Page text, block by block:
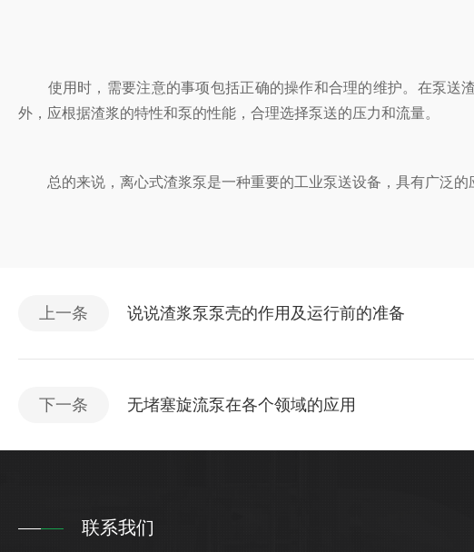
使用时，需要注意的事项包括正确的操作和合理的维护。在泵送
外，应根据渣浆的特性和泵的性能，合理选择泵送的压力和流量。
总的来说，离心式渣浆泵是一种重要的工业泵送设备，具有广泛的
上一条 说说渣浆泵泵壳的作用及运行前的准备
下一条 无堵塞旋流泵在各个领域的应用
联系我们